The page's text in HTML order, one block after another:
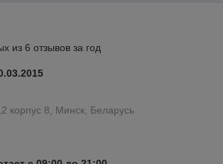
из 6 отзывов за год
корпус 8, Минск, Беларусь